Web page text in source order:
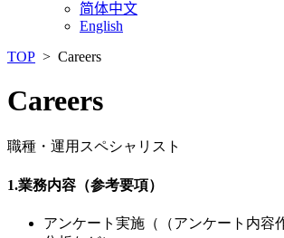
简体中文
English
TOP > Careers
Careers
職種・運用スペシャリスト
1.業務内容（参考要項）
アンケート実施（（アンケート内容